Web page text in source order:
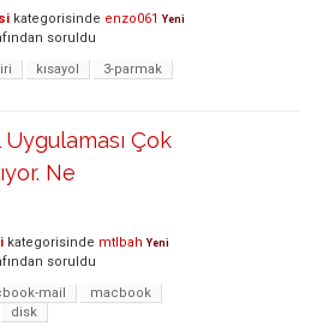
kategorisinde enzo061 Yeni
soruldu
kısayol
3-parmak
Çok
Ne
kategorisinde mtlbah Yeni
soruldu
mail
macbook
disk